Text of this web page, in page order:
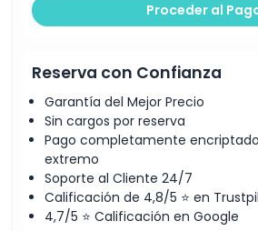
Proceder al
Reserva con Confianza
Garantía del Mejor Precio
Sin cargos por reserva
Pago completamente
extremo
Soporte al Cliente 24/7
Calificación de 4,8/5 ⭐ en
4,7/5 ⭐ Calificación en Google